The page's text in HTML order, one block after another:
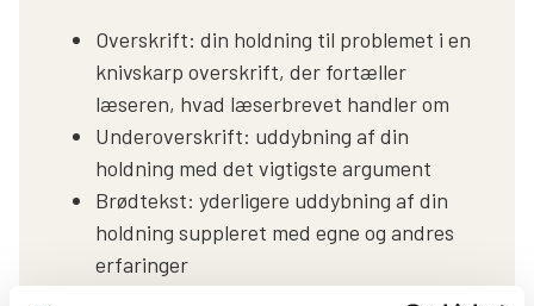
Overskrift: din holdning til problemet i en
knivskarp overskrift, der fortæller
læseren, hvad læserbrevet handler om
Underoverskrift: uddybning af din
holdning med det vigtigste argument
Brødtekst: yderligere uddybning af din
holdning suppleret med egne og andres
erfaringer